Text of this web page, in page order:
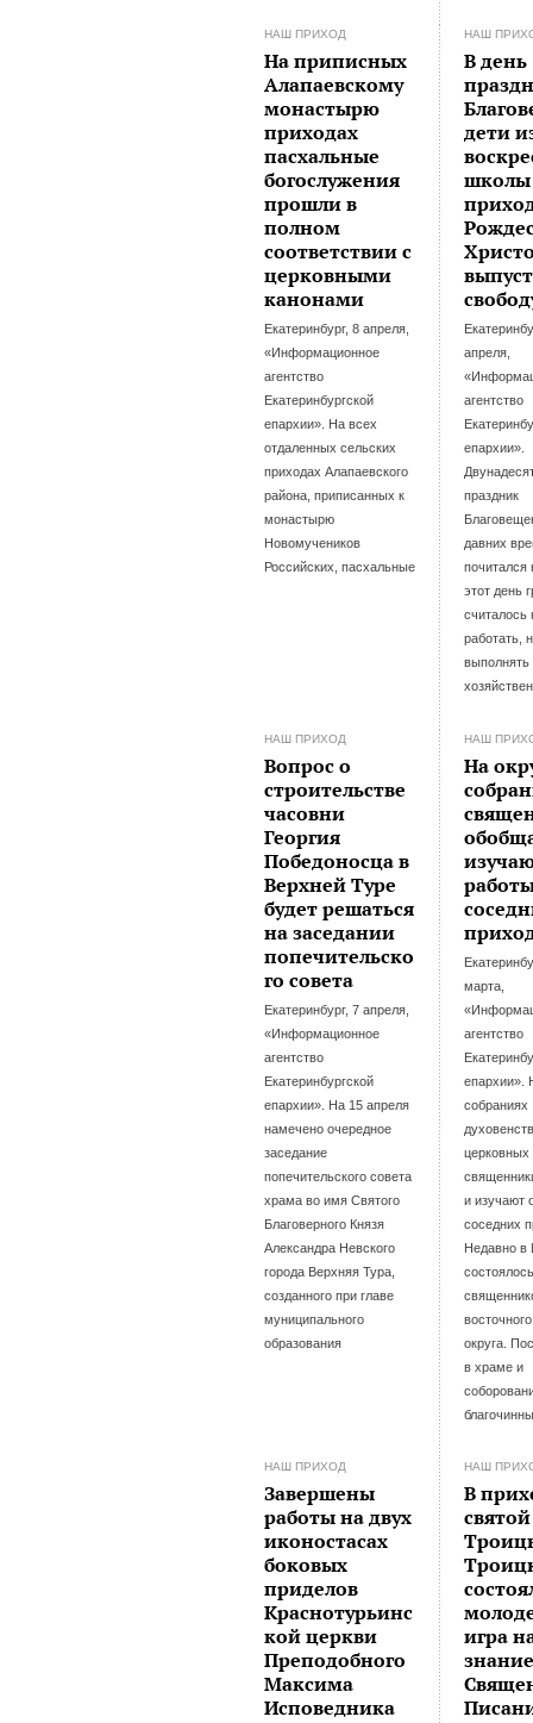
НАШ ПРИХОД
На приписных
Алапаевскому
монастырю
приходах
пасхальные
богослужения
прошли в
полном
соответствии с
церковными
канонами
Екатеринбург, 8 апреля,
«Информационное
агентство
Екатеринбургской
епархии». На всех
отдаленных сельских
приходах Алапаевского
района, приписанных к
монастырю
Новомучеников
Российских, пасхальные
НАШ
В день
дети
школы
апреля,
агентство
епархии».
праздник
давних
почитался
этот день
считалось
работать,
выполнять
НАШ ПРИХОД
Вопрос о
строительстве
часовни
Георгия
Победоносца в
Верхней Туре
будет решаться
на заседании
попечительско
го совета
Екатеринбург, 7 апреля,
«Информационное
агентство
Екатеринбургской
епархии». На 15 апреля
намечено очередное
заседание
попечительского совета
храма во имя Святого
Благоверного Князя
Александра Невского
города Верхняя Тура,
созданного при главе
муниципального
образования
НАШ
На
марта,
агентство
епархии».
собраниях
церковных
и изучают
соседних
Недавно в
округа.
в храме и
НАШ ПРИХОД
Завершены
работы на двух
иконостасах
боковых
приделов
Краснотурьинс
кой церкви
Преподобного
Максима
Исповедника
НАШ
В
святой
игра